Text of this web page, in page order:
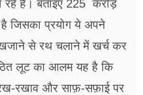
रहे है। बताइए 225 करोड़
है जिसका प्रयोग ये अपने
खजाने से रथ चलाने में खर्च कर
लूट का आलम यह है कि
रखाव और साफ़-सफ़ाई पर